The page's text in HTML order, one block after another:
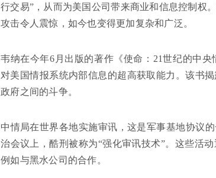
行交易”，从而为美国公司带来商业和信息控制权
攻击令人震惊，如今也变得更加复杂和广泛。
韦纳在今年6月出版的著作《使命：21世纪的中
对美国情报系统内部信息的超高获取能力。该书
政府之间的斗争。
中情局在世界各地实施审讯，这是军事基地协议
治会议上，酷刑被称为“强化审讯技术”。这些活
例如与黑水公司的合作。